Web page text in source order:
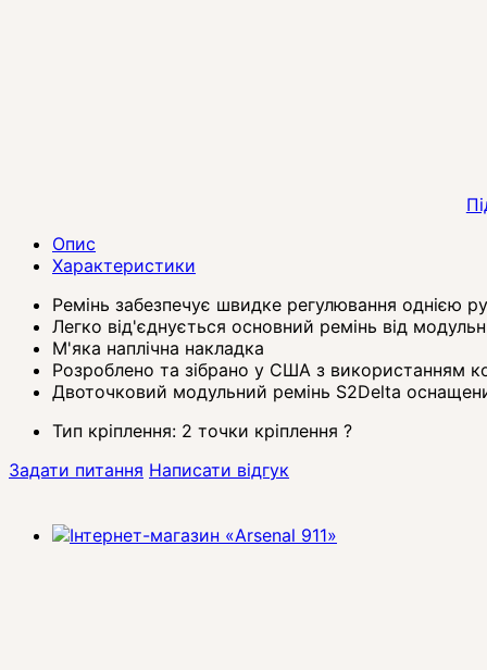
Опис
Характеристики
Ремінь забезпечує швидке регулювання однією
Легко від'єднується основний ремінь від
М'яка наплічна накладка
Розроблено та зібрано у США з використанням
Двоточковий модульний ремінь S2Delta
Тип кріплення: 2 точки кріплення ?
Задати питання Написати відгук